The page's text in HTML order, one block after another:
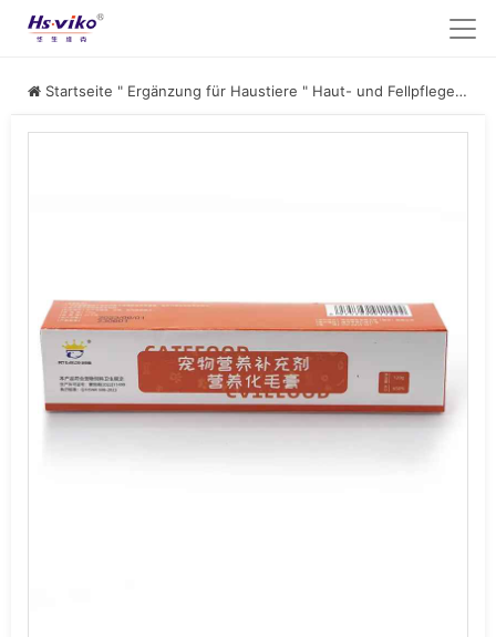
Startseite " Ergänzung für Haustiere " Haut- und Fellpflege für Haustiere